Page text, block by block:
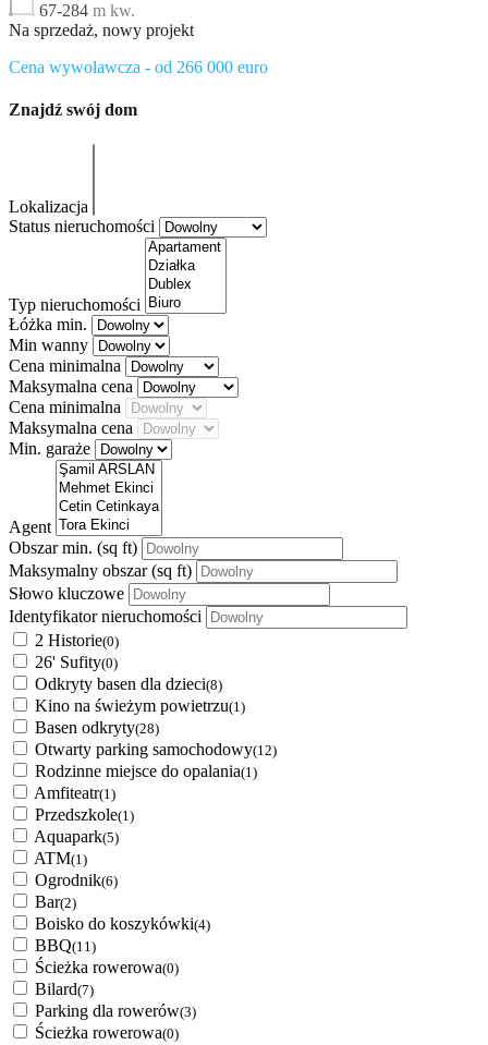
67-284 m kw.
Na sprzedaż, nowy projekt
Cena wywoławcza - od 266 000 euro
Znajdź swój dom
Lokalizacja
Status nieruchomości
Typ nieruchomości
Łóżka min.
Min wanny
Cena minimalna
Maksymalna cena
Cena minimalna
Maksymalna cena
Min. garaże
Agent
Obszar min. (sq ft)
Maksymalny obszar(sq ft)
Słowo kluczowe
Identyfikator nieruchomości
2 Historie(0)
26' Sufity(0)
Odkryty basen dla dzieci(8)
Kino na świeżym powietrzu(1)
Basen odkryty(28)
Otwarty parking samochodowy(12)
Rodzinne miejsce do opalania(1)
Amfiteatr(1)
Przedszkole(1)
Aquapark(5)
ATM(1)
Ogrodnik(6)
Bar(2)
Boisko do koszykówki(4)
BBQ(11)
Ścieżka rowerowa(0)
Bilard(7)
Parking dla rowerów(3)
Ścieżka rowerowa(0)